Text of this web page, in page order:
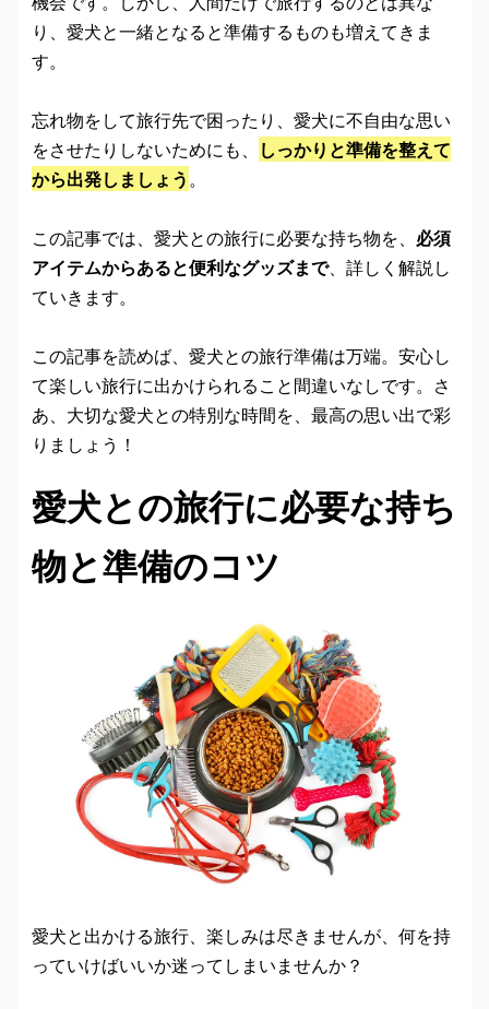
り、愛犬と一緒となると準備するものも増えてきま
す。
忘れ物をして旅行先で困ったり、愛犬に不自由な思い
をさせたりしないためにも、
しっかりと準備を整えて
から出発しましょう 。
この記事では、愛犬との旅行に必要な持ち物を、 必須
アイテムからあると便利なグッズまで、詳しく解説し
ていきます。
この記事を読めば、愛犬との旅行準備は万端。安心し
て楽しい旅行に出かけられること間違いなしです。さ
あ、大切な愛犬との特別な時間を、最高の思い出で彩
りましょう！
愛犬との旅行に必要な持ち
物と準備のコツ
愛犬と出かける旅行、楽しみは尽きませんが、何を持
っていけばいいか迷ってしまいませんか？